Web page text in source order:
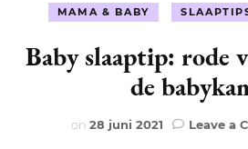
MAMA & BABY
Baby slaaptip: rode
de
on 28 juni 2021 Leave a